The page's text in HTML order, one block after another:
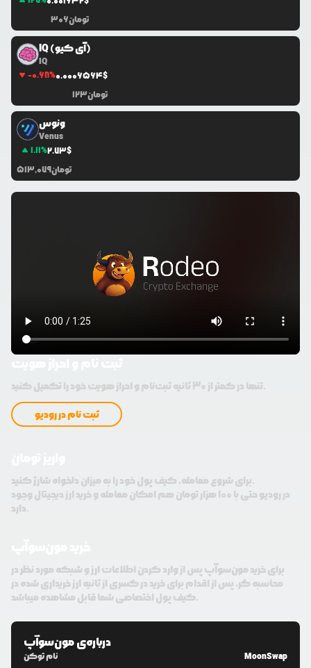
306تومان
IQ (آی کیو)
IQ
-0.68%0.0006564$
123تومان
ونوس
Venus
1.11%2.73$
513,079تومان
تنها در کمتر از 30 ثانیه ثبت‌نام و احراز هویت خود را تکمیل کنید.
ثبت نام در رودیو
برای شروع معامله، کیف پول خود را به میزان دلخواه شارژ کنید.
در رودیو حتی با 100 هزار تومان هم امکان معامله و خرید ارز دیجیتال وجود
دارد.
برای خرید مون‌سوآپ پس از وارد کردن اطلاعات ارز و شبکه مورد نظر در
محاسبه گر، پس از اقدام برای خرید در کسری از ثانیه ارز خریداری شده در
کیف پول اختصاصی شما قابل مشاهده میباشد.
درباره‌یمون‌سوآپ
نام توکن
MoonSwap